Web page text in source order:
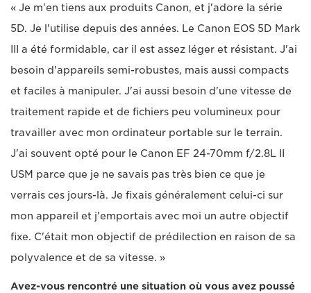
« Je m'en tiens aux produits Canon, et j'adore la série
5D. Je l'utilise depuis des années. Le Canon EOS 5D Mark
III a été formidable, car il est assez léger et résistant. J'ai
besoin d'appareils semi-robustes, mais aussi compacts
et faciles à manipuler. J'ai aussi besoin d'une vitesse de
traitement rapide et de fichiers peu volumineux pour
travailler avec mon ordinateur portable sur le terrain.
J'ai souvent opté pour le Canon EF 24-70mm f/2.8L II
USM parce que je ne savais pas très bien ce que je
verrais ces jours-là. Je fixais généralement celui-ci sur
mon appareil et j'emportais avec moi un autre objectif
fixe. C'était mon objectif de prédilection en raison de sa
polyvalence et de sa vitesse. »
Avez-vous rencontré une situation où vous avez poussé